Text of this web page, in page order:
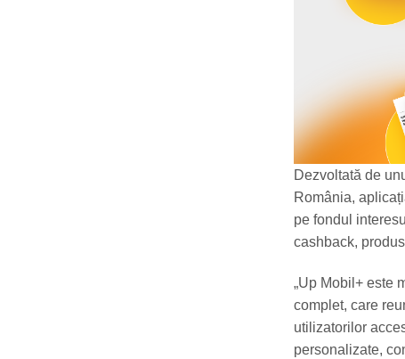
Dezvoltată de
România,
pe fondul
cashback,
„Up Mobil+ este
complet, care
utilizatorilor
personalizate,